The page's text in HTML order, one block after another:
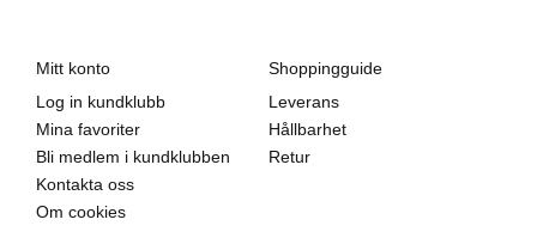
Mitt konto
Log in kundklubb
Mina favoriter
Bli medlem i kundklubben
Kontakta oss
Om cookies
Shoppingguide
Leverans
Hållbarhet
Retur